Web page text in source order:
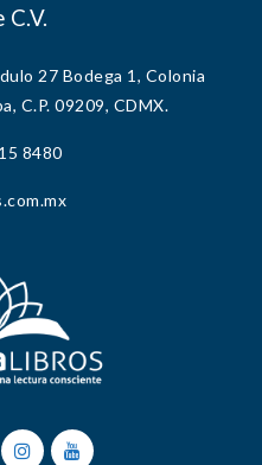
27 Bodega 1, Colonia
C.P. 09209, CDMX.
8480